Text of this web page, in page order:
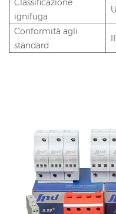
Classificazione
ignifuga
Conformità agli
standard